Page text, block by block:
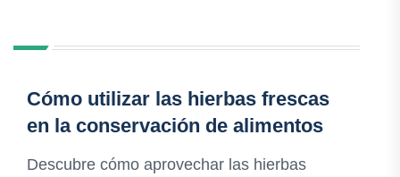
Cómo utilizar las hierbas frescas
en la conservación de alimentos
Descubre cómo aprovechar las hierbas